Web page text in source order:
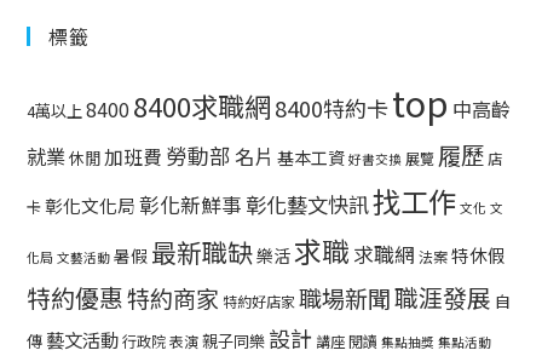
標籤
4萬以上8400 8400求職網8400特約卡top 中高齡
就業休閒加班費 勞動部 名片 基本工資 好書交換 展覽 履歷店
卡彰化文化局 彰化新鮮事 彰化藝文快訊找工作 文化 文
化局 文藝活動 暑假 最新職缺樂活求職 求職網 法案特休假
特約優惠特約商家 特約好店家職場新聞職涯發展 自
傳 藝文活動行政院表演親子同樂 設計 講座閱讀 集點抽獎 集點活動